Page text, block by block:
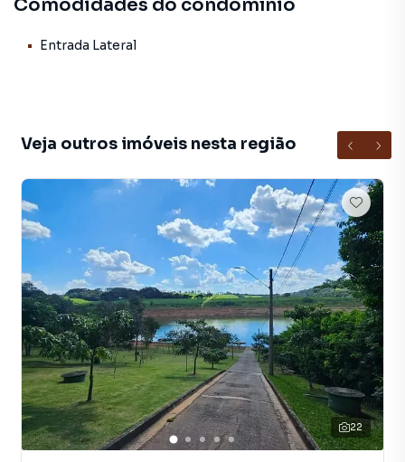
Comodidades do condomínio
Entrada Lateral
Veja outros imóveis nesta região
22